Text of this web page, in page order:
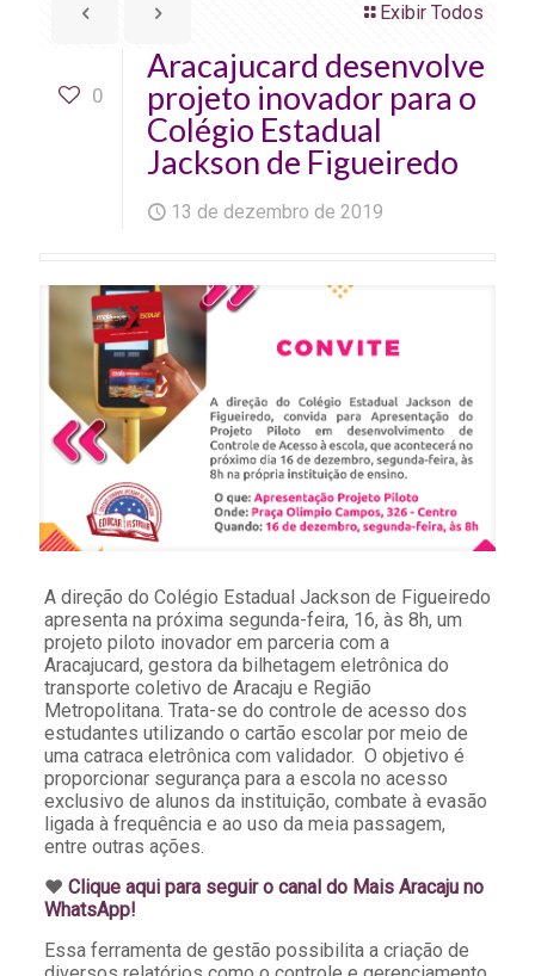
Exibir Todos
0
Aracajucard desenvolve
projeto inovador para o
Colégio Estadual
Jackson de Figueiredo
13 de dezembro de 2019
A direção do Colégio Estadual Jackson de Figueiredo
apresenta na próxima segunda-feira, 16, às 8h, um
projeto piloto inovador em parceria com a
Aracajucard, gestora da bilhetagem eletrônica do
transporte coletivo de Aracaju e Região
Metropolitana. Trata-se do controle de acesso dos
estudantes utilizando o cartão escolar por meio de
uma catraca eletrônica com validador. O objetivo é
proporcionar segurança para a escola no acesso
exclusivo de alunos da instituição, combate à evasão
ligada à frequência e ao uso da meia passagem,
entre outras ações.
♥️ Clique aqui para seguir o canal do Mais Aracaju no
WhatsApp!
Essa ferramenta de gestão possibilita a criação de